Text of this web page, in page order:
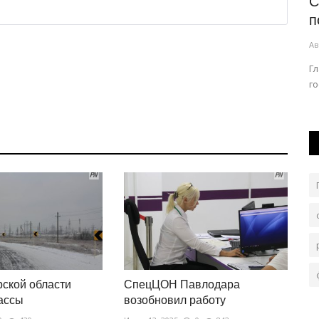
области
СпецЦОН Павлодара
возобновил работу